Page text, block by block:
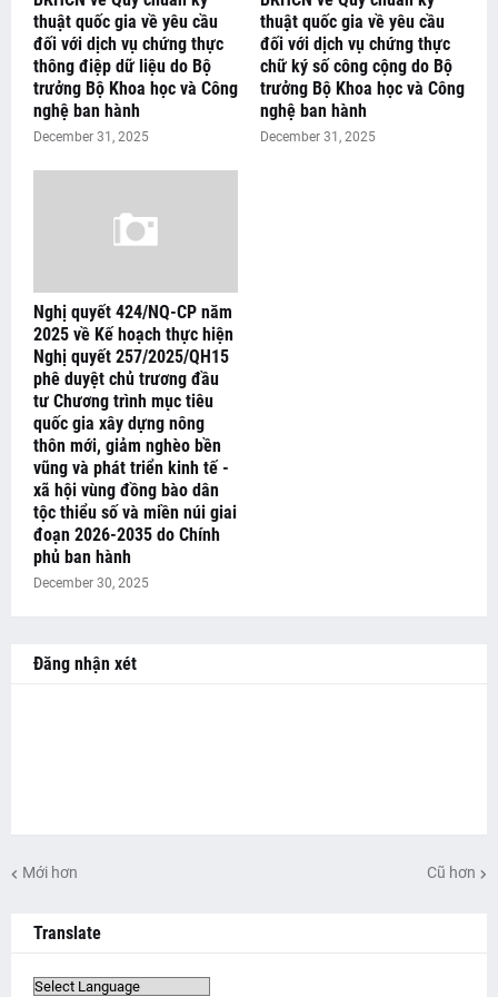
thuật quốc gia về yêu cầu
đối với dịch vụ chứng thực
thông điệp dữ liệu do Bộ
trưởng Bộ Khoa học và Công
nghệ ban hành
December 31, 2025
thuật quốc gia về yêu cầu
đối với dịch vụ chứng thực
chữ ký số công cộng do Bộ
trưởng Bộ Khoa học và Công
nghệ ban hành
December 31, 2025
Nghị quyết 424/NQ-CP năm
2025 về Kế hoạch thực hiện
Nghị quyết 257/2025/QH15
phê duyệt chủ trương đầu
tư Chương trình mục tiêu
quốc gia xây dựng nông
thôn mới, giảm nghèo bền
vũng và phát triển kinh tế -
xã hội vùng đồng bào dân
tộc thiểu số và miền núi giai
đoạn 2026-2035 do Chính
phủ ban hành
December 30, 2025
Đăng nhận xét
Mới hơn Cũ hơn
Translate